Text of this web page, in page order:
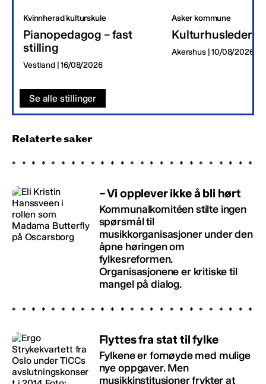
Kvinnherad kulturskule
Pianopedagog – fast
stilling
Vestland | 16/08/2026
Asker kommune
Kulturhusleder
Akershus | 10/08/2026
Se alle stillinger
Relaterte saker
– Vi opplever ikke å bli hørt
Kommunalkomitéen stilte ingen
spørsmål til
musikkorganisasjoner under den
åpne høringen om
fylkesreformen.
Organisasjonene er kritiske til
mangel på dialog.
Flyttes fra stat til fylke
Fylkene er fornøyde med mulige
nye oppgaver. Men
musikkinstitusjoner frykter at